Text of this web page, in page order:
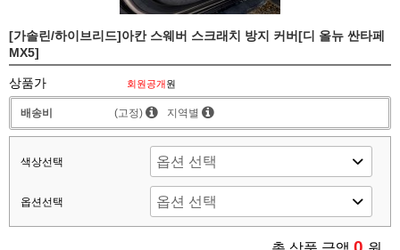
[가솔린/하이브리드]아칸 스웨버 스크래치 방지 커버[디 올뉴 싼타페
MX5]
상품가 회원공개원
배송비 (고정) 지역별
색상선택
옵션선택